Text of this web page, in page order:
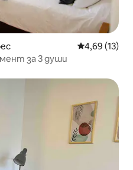
Средна
4,69 (13)
за 3 души